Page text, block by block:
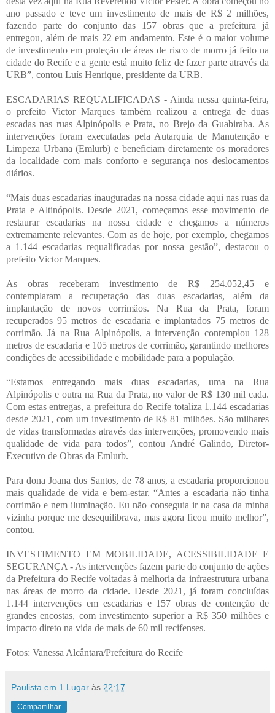
ano passado e teve um investimento de mais de R$ 2 milhões,
fazendo parte do conjunto das 157 obras que a prefeitura já
entregou, além de mais 22 em andamento. Este é o maior volume
de investimento em proteção de áreas de risco de morro já feito na
cidade do Recife e a gente está muito feliz de fazer parte através da
URB”, contou Luís Henrique, presidente da URB.
ESCADARIAS REQUALIFICADAS - Ainda nessa quinta-feira,
o prefeito Victor Marques também realizou a entrega de duas
escadas nas ruas Alpinópolis e Prata, no Brejo da Guabiraba. As
intervenções foram executadas pela Autarquia de Manutenção e
Limpeza Urbana (Emlurb) e beneficiam diretamente os moradores
da localidade com mais conforto e segurança nos deslocamentos
diários.
“Mais duas escadarias inauguradas na nossa cidade aqui nas ruas da
Prata e Altinópolis. Desde 2021, começamos esse movimento de
restaurar escadarias na nossa cidade e chegamos a números
extremamente relevantes. Com as de hoje, por exemplo, chegamos
a 1.144 escadarias requalificadas por nossa gestão”, destacou o
prefeito Victor Marques.
As obras receberam investimento de R$ 254.052,45 e
contemplaram a recuperação das duas escadarias, além da
implantação de novos corrimãos. Na Rua da Prata, foram
recuperados 95 metros de escadaria e implantados 75 metros de
corrimão. Já na Rua Alpinópolis, a intervenção contemplou 128
metros de escadaria e 105 metros de corrimão, garantindo melhores
condições de acessibilidade e mobilidade para a população.
“Estamos entregando mais duas escadarias, uma na Rua
Alpinópolis e outra na Rua da Prata, no valor de R$ 130 mil cada.
Com estas entregas, a prefeitura do Recife totaliza 1.144 escadarias
desde 2021, com um investimento de R$ 81 milhões. São milhares
de vidas transformadas através das intervenções, promovendo mais
qualidade de vida para todos”, contou André Galindo, Diretor-
Executivo de Obras da Emlurb.
Para dona Joana dos Santos, de 78 anos, a escadaria proporcionou
mais qualidade de vida e bem-estar. “Antes a escadaria não tinha
corrimão e nem iluminação. Eu não conseguia ir na casa da minha
vizinha porque me desequilibrava, mas agora ficou muito melhor”,
contou.
INVESTIMENTO EM MOBILIDADE, ACESSIBILIDADE E
SEGURANÇA - As intervenções fazem parte do conjunto de ações
da Prefeitura do Recife voltadas à melhoria da infraestrutura urbana
nas áreas de morro da cidade. Desde 2021, já foram concluídas
1.144 intervenções em escadarias e 157 obras de contenção de
grandes encostas, com investimento superior a R$ 350 milhões e
impacto direto na vida de mais de 60 mil recifenses.
Fotos: Vanessa Alcântara/Prefeitura do Recife
Paulista em 1 Lugar às 22:17
Compartilhar